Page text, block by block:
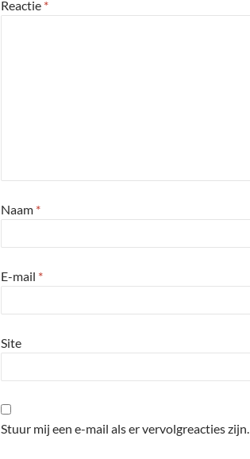
Reactie *
Naam *
E-mail *
Site
Stuur mij een e-mail als er vervolgreacties zijn.